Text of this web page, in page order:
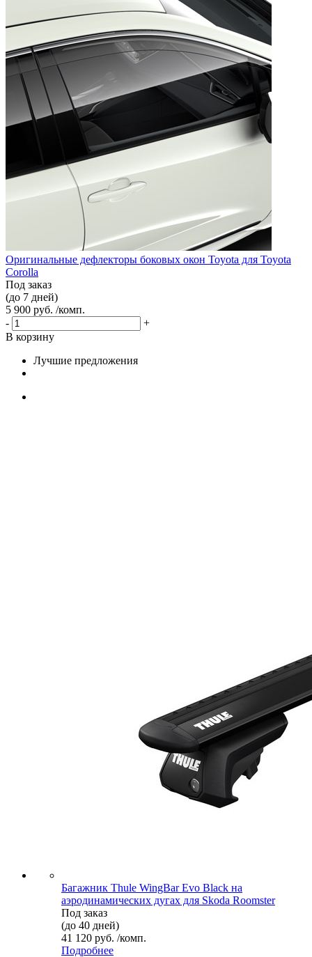
Оригинальные дефлекторы боковых окон Toyota для Toyota
Corolla
Под заказ
(до 7 дней)
5 900 руб. /комп.
-
+
В корзину
Лучшие предложения
Багажник Thule WingBar Evo Black на
аэродинамических дугах для Skoda Roomster
Под заказ
(до 40 дней)
41 120 руб. /комп.
Подробнее